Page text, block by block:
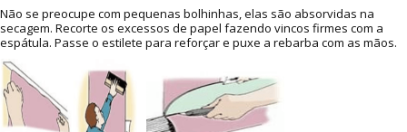
Não se preocupe com pequenas bolhinhas, elas são absorvidas na
secagem. Recorte os excessos de papel fazendo vincos firmes com a
espátula. Passe o estilete para reforçar e puxe a rebarba com as mãos.